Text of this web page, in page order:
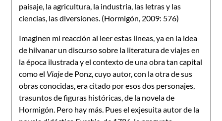
paisaje, la agricultura, la industria, las letras y las
ciencias, las diversiones. (Hormigón, 2009: 576)
Imaginen mi reacción al leer estas líneas, ya en la idea
de hilvanar un discurso sobre la literatura de viajes en
la época ilustrada y el contexto de una obra tan capital
como el Viajede Ponz, cuyo autor, con la otra de sus
obras conocidas, era citado por esos dos personajes,
trasuntos de figuras históricas, de la novela de
Hormigón. Pero hay más. Pues el exjesuita autor de la